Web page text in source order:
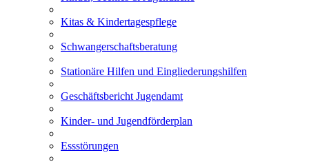
Kitas & Kindertagespflege
Schwangerschaftsberatung
Stationäre Hilfen und Eingliederungshilfen
Geschäftsbericht Jugendamt
Kinder- und Jugendförderplan
Essstörungen